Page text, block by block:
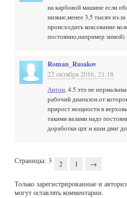
на карбовой машине если
низкие,менее 3,5 тысяч из-
происходить коксование
постоянно,например зимой)
Roman_Rusakov
22 октября 2016, 21:18
Антон, 4.5 это не
рабочий диапазон.от
прирост мощности в
такими валами надо
доработки цпг и кшм двиг
Страницы: 3 2 1 →
Только зарегистрированные и
могут оставлять комментарии.